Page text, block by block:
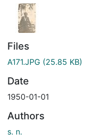
Files
A171.JPG (25.85 KB)
Date
1950-01-01
Authors
s. n.